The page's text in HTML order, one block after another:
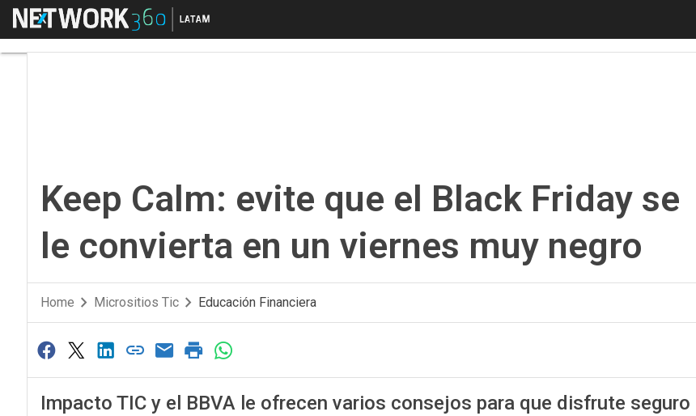
Menú Keep Calm: evite que el Black Friday se le convierta en un viernes muy
Keep Calm: evite que el Black Friday se
le convierta en un viernes muy negro
Home Micrositios Tic Educación Financiera
Impacto TIC y el BBVA le ofrecen varios consejos para que disfrute seguro